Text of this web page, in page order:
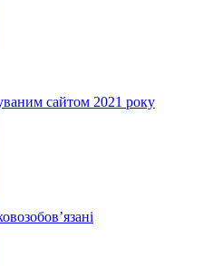
сайтом 2021 року